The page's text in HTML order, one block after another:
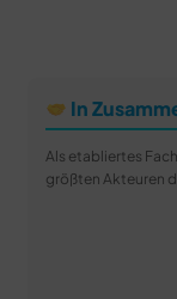
In
Als etabliertes
größten Akteuren